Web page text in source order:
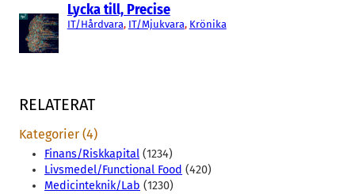
Lycka till, Precise
IT/Hårdvara, IT/Mjukvara, Krönika
RELATERAT
Kategorier (4)
Finans/Riskkapital (1234)
Livsmedel/Functional Food (420)
Medicinteknik/Lab (1230)